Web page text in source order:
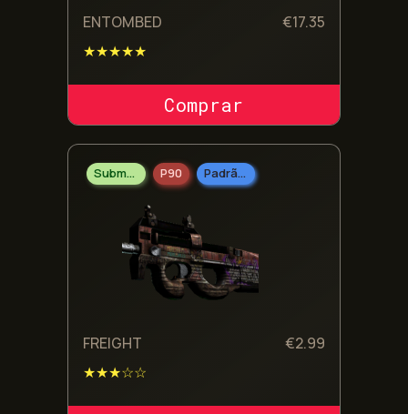
ENTOMBED €17.35
★★★★★
COMPRAR SKIN
Submetralhadoras P90 Padrão Militar
FREIGHT €2.99
★★★☆☆